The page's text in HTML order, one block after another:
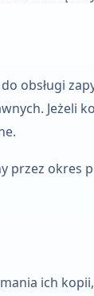
Jeżeli
przez
ich